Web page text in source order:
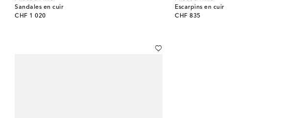
Sandales en cuir
CHF 1 020
original price
Escarpins en cuir
CHF 835
original price